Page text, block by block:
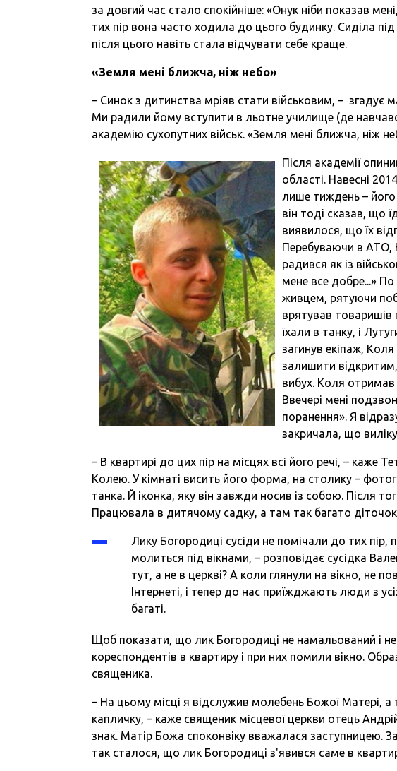
за довгий час стало спокійніше: «Онук ніби показав
тих пір вона часто ходила до цього будинку. Сиділа
після цього навіть стала відчувати себе краще.
«Земля мені ближча, ніж небо»
– Синок з дитинства мріяв стати військовим, – згадує
Ми радили йому вступити в льотне училище (де
академію сухопутних військ. «Земля мені ближча, ніж
Після академії
області. Навесні
лише тиждень – його
він тоді сказав, що
виявилося, що їх
Перебуваючи в АТО,
радився як із
мене все добре...»
живцем, рятуючи
врятував товаришів
їхали в танку, і
загинув екіпаж,
залишити відкритим,
вибух. Коля отримав
Ввечері мені
поранення». Я
закричала, що
– В квартирі до цих пір на місцях всі його речі, – каже
Колею. У кімнаті висить його форма, на столику –
танка. Й іконка, яку він завжди носив із собою. Після
Працювала в дитячому садку, а там так багато
Лику Богородиці сусіди не помічали до тих
молиться під вікнами, – розповідає сусідка
тут, а не в церкві? А коли глянули на вікно, не
Інтернеті, і тепер до нас приїжджають люди з
багаті.
Щоб показати, що лик Богородиці не намальований і не
кореспондентів в квартиру і при них помили вікно.
священика.
– На цьому місці я відслужив молебень Божої Матері,
капличку, – каже священик місцевої церкви отець
знак. Матір Божа споконвіку вважалася заступницею.
так сталося, що лик Богородиці з'явився саме в